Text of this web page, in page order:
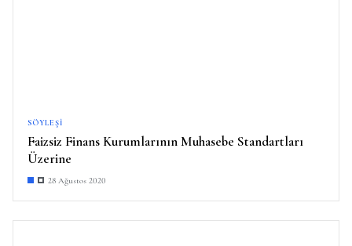
SÖYLEŞI
Faizsiz Finans Kurumlarının Muhasebe Standartları
Üzerine
28 Ağustos 2020